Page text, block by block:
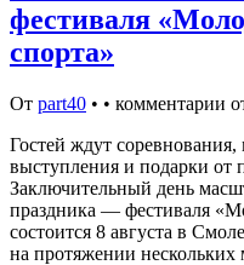
фестиваля
спорта»
От part40 • • комментарии
Гостей ждут соревнования,
выступления и подарки от
Заключительный день
праздника — фестиваля
состоится 8 августа в
на протяжении